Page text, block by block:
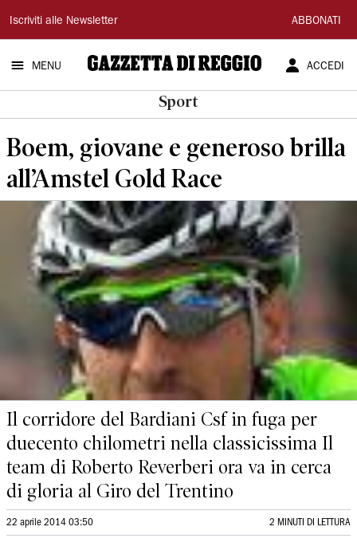
Gazzetta
di
Reggio
Iscriviti alle Newsletter ABBONATI
MENU ACCEDI
Sport
Boem, giovane e generoso brilla
all’Amstel Gold Race
Il corridore del Bardiani Csf in fuga per
duecento chilometri nella classicissima Il
team di Roberto Reverberi ora va in cerca
di gloria al Giro del Trentino
22 aprile 2014 03:50 2 MINUTI DI LETTURA